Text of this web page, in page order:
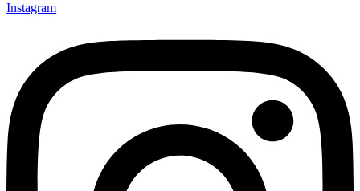
Instagram